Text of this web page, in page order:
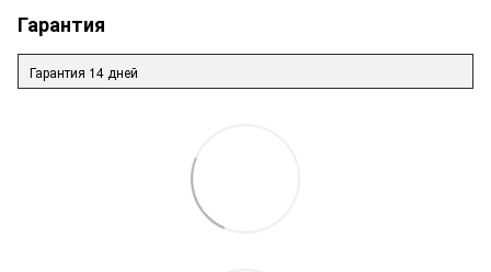
Гарантия
Гарантия 14 дней